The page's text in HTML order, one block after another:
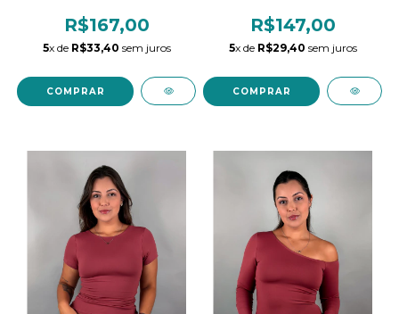
R$167,00
5x de R$33,40 sem juros
COMPRAR
R$147,00
5x de R$29,40 sem juros
COMPRAR